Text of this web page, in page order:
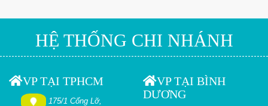
HỆ THỐNG CHI NHÁNH
VP TẠI TPHCM
175/1 Cống Lỡ,
VP TẠI BÌNH
DƯƠNG